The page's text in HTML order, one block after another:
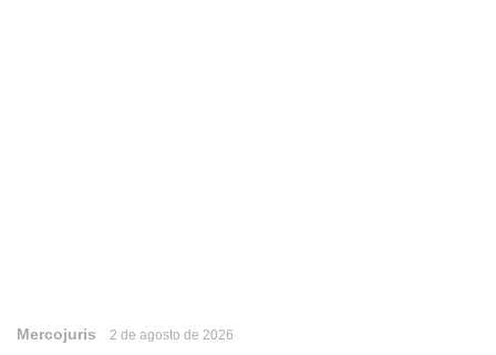
Mercojuris 2 de agosto de 2026